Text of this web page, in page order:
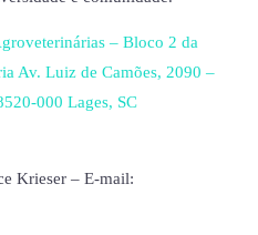
– Bloco 2 da
Av. Luiz de Camões, 2090 –
000 Lages, SC
Krieser – E-mail: